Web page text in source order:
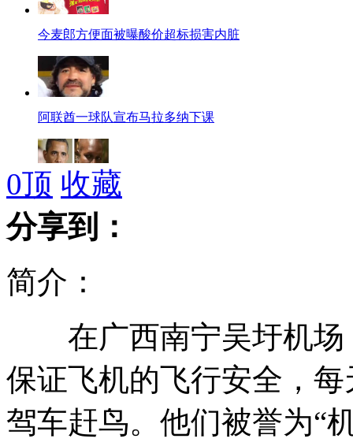
今麦郎方便面被曝酸价超标损害内脏
阿联酋一球队宣布马拉多纳下课
奥巴马弟弟称"我用不着我哥帮助"
虎园挂警示语 乱投物品者自己捡
印度球员比赛重伤遭医院拒收而惨死
0顶 收藏
分享到：
简介：
在广西南宁吴圩机场
保证飞机的飞行安全，
驾车赶鸟。他们被誉为“